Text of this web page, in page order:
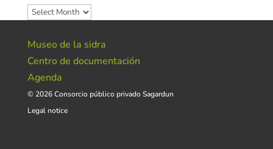
Archivos
Museo de la sidra
Centro de documentación
Agenda
© 2026 Consorcio público privado Sagardun
Legal notice